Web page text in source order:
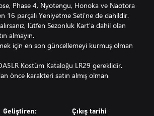
Phase 4, Nyotengu, Honoka ve Naotora
16 parçalı Yeniyetme Seti'ne de dahildir.
lütfen Sezonluk Kart'a dahil olan
almayın.
için en son güncellemeyi kurmuş olman
Kostüm Kataloğu LR29 gereklidir.
önce karakteri satın almış olman
Geliştiren: Çıkış tarihi